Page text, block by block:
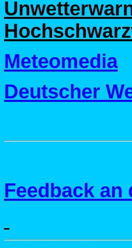
Meteomedia
Deutscher
Feedback